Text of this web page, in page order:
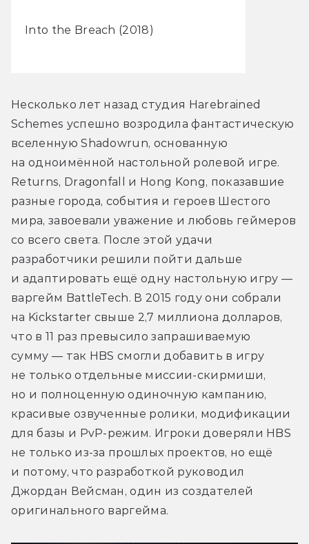
Into the Breach (2018)
Несколько лет назад студия Harebrained
Schemes успешно возродила фантастическую
вселенную Shadowrun, основанную
на одноимённой настольной ролевой игре.
Returns, Dragonfall и Hong Kong, показавшие
разные города, события и героев Шестого
мира, завоевали уважение и любовь геймеров
со всего света. После этой удачи
разработчики решили пойти дальше
и адаптировать ещё одну настольную игру —
варгейм BattleTech. В 2015 году они собрали
на Kickstarter свыше 2,7 миллиона долларов,
что в 11 раз превысило запрашиваемую
сумму — так HBS смогли добавить в игру
не только отдельные миссии-скирмиши,
но и полноценную одиночную кампанию,
красивые озвученные ролики, модификации
для базы и PvP-режим. Игроки доверяли HBS
не только из-за прошлых проектов, но ещё
и потому, что разработкой руководил
Джордан Вейсман, один из создателей
оригинального варгейма.